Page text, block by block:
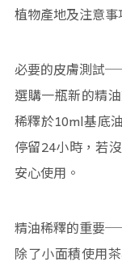
植物產地及注意事
必要的皮膚測試
選購一瓶新的精
稀釋於10ml基底
停留24小時，若
安心使用。
精油稀釋的重要
除了小面積使用